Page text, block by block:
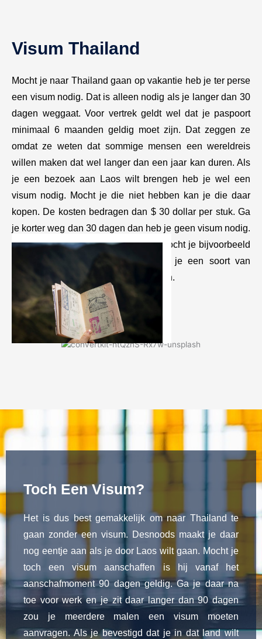
Visum Thailand
Mocht je naar Thailand gaan op vakantie heb je ter perse
een visum nodig. Dat is alleen nodig als je langer dan 30
dagen weggaat. Voor vertrek geldt wel dat je paspoort
minimaal 6 maanden geldig moet zijn. Dat zeggen ze
omdat ze weten dat sommige mensen een wereldreis
willen maken dat wel langer dan een jaar kan duren. Als
je een bezoek aan Laos wilt brengen heb je wel een
visum nodig. Mocht je die niet hebben kan je die daar
kopen. De kosten bedragen dan $ 30 dollar per stuk. Ga
je korter weg dan 30 dagen dan heb je geen visum nodig.
Mocht je langer weggaan dan wel. Mocht je bijvoorbeeld
maar 15 dagen weggaan dan krijg je een soort van
stempel en mag je door het land reizen.
Toch Een Visum?
Het is dus best gemakkelijk om naar Thailand te
gaan zonder een visum. Desnoods maakt je daar
nog eentje aan als je door Laos wilt gaan. Mocht je
toch een visum aanschaffen is hij vanaf het
aanschafmoment 90 dagen geldig. Ga je daar na
toe voor werk en je zit daar langer dan 90 dagen
zou je meerdere malen een visum moeten
aanvragen. Als je bevestigd dat je in dat land wilt